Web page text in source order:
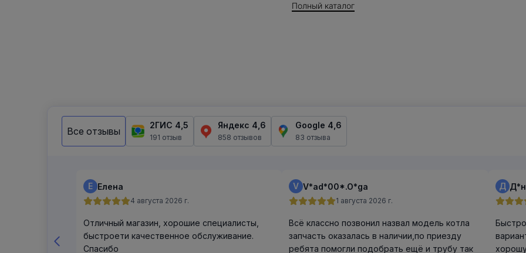
Полный каталог